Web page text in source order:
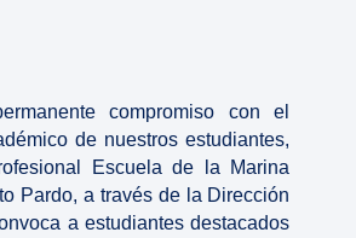
compromiso con el
de nuestros estudiantes,
Escuela de la Marina
Pardo, a través de la Dirección
a estudiantes destacados